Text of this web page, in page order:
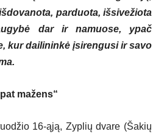
parduota, išsivežiota
dar ir namuose, ypač
kur dailininkė įsirengusi ir savo
mažens“
16-ąją, Zyplių dvare (Šakių